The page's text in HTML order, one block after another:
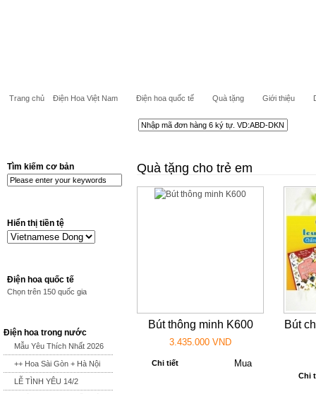
Trang chủ Điện Hoa Việt Nam Điện hoa quốc tế Quà tặng Giới thiệu
Tìm kiếm cơ bản
Hiển thị tiền tệ
Điện hoa quốc tế
Chọn trên 150 quốc gia
Điện hoa trong nước
Mẫu Yêu Thích Nhất 2026
++ Hoa Sài Gòn + Hà Nội
LỄ TÌNH YÊU 14/2
Quà tặng cho trẻ em
Bút thông minh K600
3.435.000 VND
Chi tiết
Bút
Chi